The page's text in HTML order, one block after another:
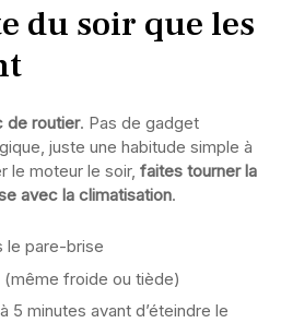
du soir que les
de routier. Pas de gadget
juste une habitude simple à
le moteur le soir, faites tourner la
avec la climatisation.
le pare-brise
froide ou tiède)
5 minutes avant d’éteindre le